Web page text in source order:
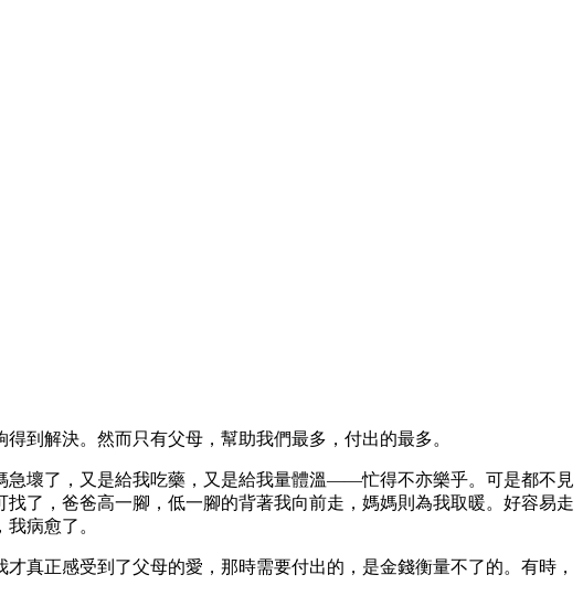
到解決。然而只有父母，幫助我們最多，付出的最多。
急壞了，又是給我吃藥，又是給我量體溫——忙得不亦樂乎。可是都不見
了，爸爸高一腳，低一腳的背著我向前走，媽媽則為我取暖。好容易走
病愈了。
真正感受到了父母的愛，那時需要付出的，是金錢衡量不了的。有時，